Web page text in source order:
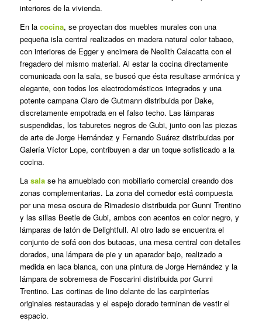
interiores de la vivienda.
En la cocina, se proyectan dos muebles murales con una
pequeña isla central realizados en madera natural color tabaco,
con interiores de Egger y encimera de Neolith Calacatta con el
fregadero del mismo material. Al estar la cocina directamente
comunicada con la sala, se buscó que ésta resultase armónica y
elegante, con todos los electrodomésticos integrados y una
potente campana Claro de Gutmann distribuida por Dake,
discretamente empotrada en el falso techo. Las lámparas
suspendidas, los taburetes negros de Gubi, junto con las piezas
de arte de Jorge Hernández y Fernando Suárez distribuidas por
Galería Víctor Lope, contribuyen a dar un toque sofisticado a la
cocina.
La salase ha amueblado con mobiliario comercial creando dos
zonas complementarias. La zona del comedor está compuesta
por una mesa oscura de Rimadesio distribuida por Gunni Trentino
y las sillas Beetle de Gubi, ambos con acentos en color negro, y
lámparas de latón de Delightfull. Al otro lado se encuentra el
conjunto de sofá con dos butacas, una mesa central con detalles
dorados, una lámpara de pie y un aparador bajo, realizado a
medida en laca blanca, con una pintura de Jorge Hernández y la
lámpara de sobremesa de Foscarini distribuida por Gunni
Trentino. Las cortinas de lino delante de las carpinterías
originales restauradas y el espejo dorado terminan de vestir el
espacio.